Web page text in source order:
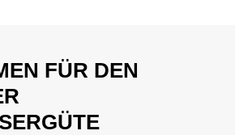
FÜR DEN